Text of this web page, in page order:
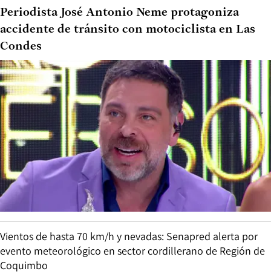
Periodista José Antonio Neme protagoniza
accidente de tránsito con motociclista en Las
Condes
Vientos de hasta 70 km/h y nevadas: Senapred alerta por
evento meteorológico en sector cordillerano de Región de
Coquimbo